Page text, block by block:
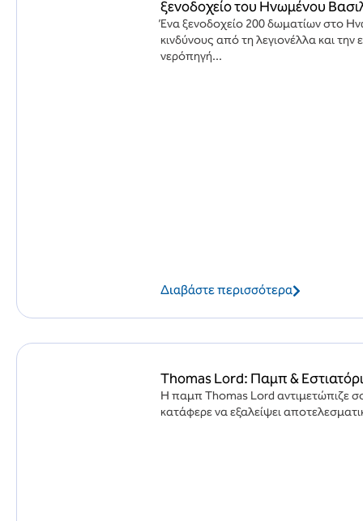
ξενοδοχείο του Ηνωμένου
Ένα ξενοδοχείο 200 δωματίων στο
κινδύνους από τη λεγιονέλλα και
νερόπηγή...
Διαβάστε περισσότερα
Thomas Lord: Παμπ &
Η παμπ Thomas Lord αντιμετώπιζε
κατάφερε να εξαλείψει